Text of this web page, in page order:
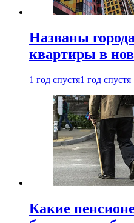
Названы
квартиры в
1 год спустя1 год спустя
Какие